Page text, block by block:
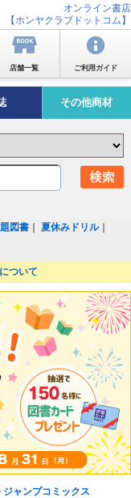
オンライン書店
【ホンヤクラブドットコム】
店舗一覧 ご利用ガイド
その他商材
図書 ｜夏休みドリル｜
ついて
ジャンプコミックス